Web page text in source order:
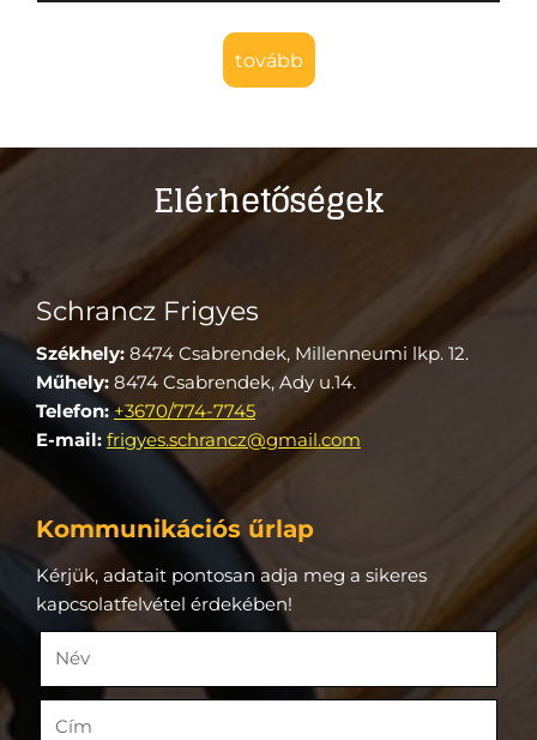
tovább
Elérhetőségek
Schrancz Frigyes
Székhely: 8474 Csabrendek, Millenneumi lkp. 12.
Műhely: 8474 Csabrendek, Ady u.14.
Telefon: +3670/774-7745
E-mail: frigyes.schrancz@gmail.com
Kommunikációs űrlap
Kérjük, adatait pontosan adja meg a sikeres
kapcsolatfelvétel érdekében!
Név
Cím